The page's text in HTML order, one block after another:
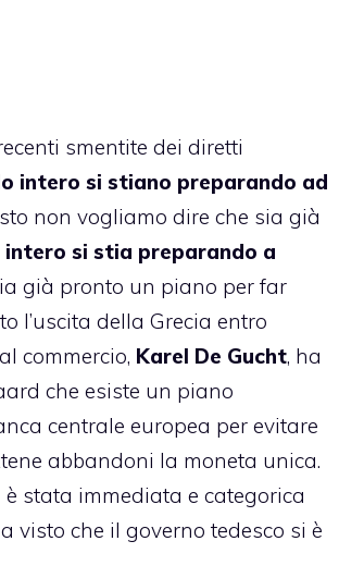
smentite dei diretti
intero si stiano preparando ad
non vogliamo dire che sia già
intero si stia preparando a
già pronto un piano per far
l’uscita della Grecia entro
commercio, Karel De Gucht, ha
che esiste un piano
centrale europea per evitare
abbandoni la moneta unica.
stata immediata e categorica
visto che il governo tedesco si è